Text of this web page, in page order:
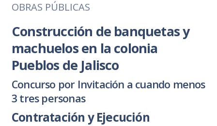
OBRAS PÚBLICAS
Construcción de banquetas y
machuelos en la colonia
Pueblos de Jalisco
Concurso por Invitación a cuando menos
3 tres personas
Contratación y Ejecución